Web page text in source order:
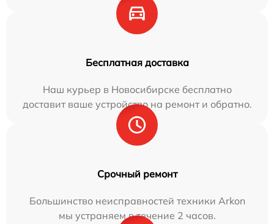
Бесплатная доставка
Наш курьер в Новосибирске бесплатно
доставит ваше устройство на ремонт и обратно.
Срочный ремонт
Большинство неисправностей техники Arkon
мы устраняем в течение 2 часов.